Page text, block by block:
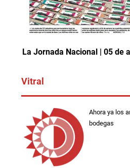
La Jornada Nacional | 05 de
Vitral
Ahora ya los
bodegas